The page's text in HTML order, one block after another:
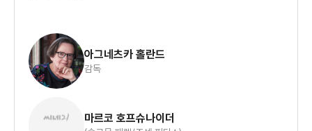
아그네츠카 홀란드
감독
마르코 호프슈나이더